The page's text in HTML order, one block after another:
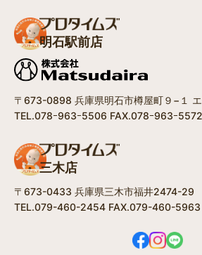
明石駅前店
〒673-0898 兵庫県明石市樽屋町９−１
TEL.078ｰ963ｰ5506 FAX.078ｰ963ｰ5572
三木店
〒673-0433 兵庫県三木市福井2474-29
TEL.079-460-2454 FAX.079-460-5963